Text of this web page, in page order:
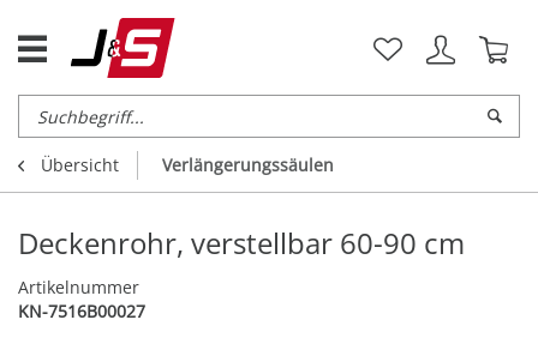
Übersicht Verlängerungssäulen
Deckenrohr, verstellbar 60-90 cm
Artikelnummer
KN-7516B00027